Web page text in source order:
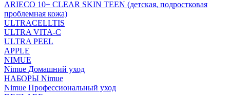
ARIECO 10+ CLEAR SKIN TEEN (детская, подростковая
проблемная кожа)
ULTRACELLTIS
ULTRA VITA-C
ULTRA PEEL
APPLE
NIMUE
Nimue Домашний уход
НАБОРЫ Nimue
Nimue Профессиональный уход